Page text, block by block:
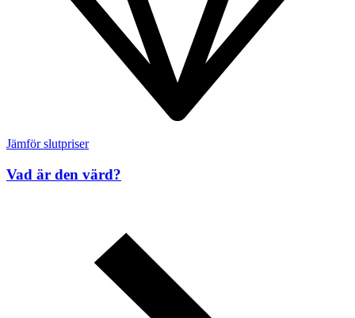
Jämför slutpriser
Vad är den värd?